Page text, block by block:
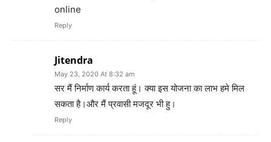
online
Reply
Jitendra
May 23, 2020 At 8:32 am
सर मैं निर्माण कार्य करता हूं। क्या इस योजना का लाभ हमे मिल
सकता है।और मैं प्रवासी मजदूर भी हु।
Reply